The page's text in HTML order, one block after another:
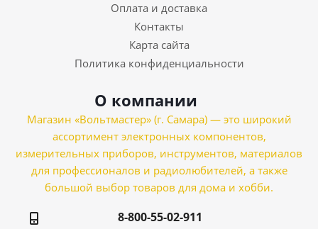
Оплата и доставка
Контакты
Карта сайта
Политика конфиденциальности
О компании
Магазин «Вольтмастер» (г. Самара) — это широкий
ассортимент электронных компонентов,
измерительных приборов, инструментов, материалов
для профессионалов и радиолюбителей, а также
большой выбор товаров для дома и хобби.
8-800-55-02-911